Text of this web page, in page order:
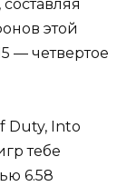
этой
— четвертое
Duty, Into
тебе
6.58